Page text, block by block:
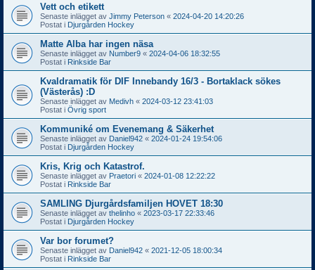
Vett och etikett
Senaste inlägget av Jimmy Peterson « 2024-04-20 14:20:26
Postat i Djurgården Hockey
Matte Alba har ingen näsa
Senaste inlägget av Number9 « 2024-04-06 18:32:55
Postat i Rinkside Bar
Kvaldramatik för DIF Innebandy 16/3 - Bortaklack sökes
(Västerås) :D
Senaste inlägget av Medivh « 2024-03-12 23:41:03
Postat i Övrig sport
Kommuniké om Evenemang & Säkerhet
Senaste inlägget av Daniel942 « 2024-01-24 19:54:06
Postat i Djurgården Hockey
Kris, Krig och Katastrof.
Senaste inlägget av Praetori « 2024-01-08 12:22:22
Postat i Rinkside Bar
SAMLING Djurgårdsfamiljen HOVET 18:30
Senaste inlägget av thelinho « 2023-03-17 22:33:46
Postat i Djurgården Hockey
Var bor forumet?
Senaste inlägget av Daniel942 « 2021-12-05 18:00:34
Postat i Rinkside Bar